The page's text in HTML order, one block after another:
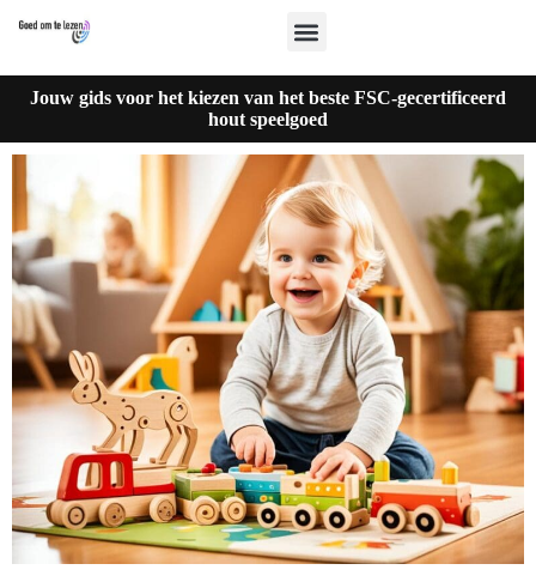
Jouw gids voor het kiezen van het beste FSC-gecertificeerd
hout speelgoed